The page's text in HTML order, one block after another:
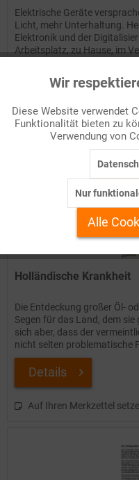
Elektrische Geräte
Licht, mehr Unterhaltung.
Elektronik und der
Arbeitsplatz, zu Hause, im
Details
Auf Ihren Merkzettel
Holländische Krankheit
Die Entdeckung großer Öl-
Segen für das Land, dem
sich aber, dass der
nicht selten problematische
Details
Auf Ihren Merkzettel
Funktionale
Marketing
Personalisierung
Service
Wir
Diese Website verwendet
Funktionalität bieten zu
Verwendung von
Nur
Alle